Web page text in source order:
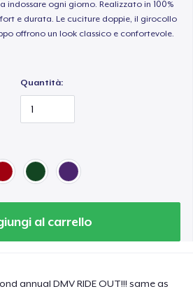
indossare ogni giorno. Realizzato in 100%
e durata. Le cuciture doppie, il girocollo
offrono un look classico e confortevole.
Quantità:
al carrello
annual DMV RIDE OUT!!! same as